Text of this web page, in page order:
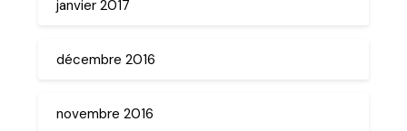
janvier 2017
décembre 2016
novembre 2016